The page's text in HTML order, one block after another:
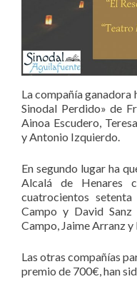
La compañía ganadora
Sinodal Perdido» de
Ainoa Escudero,
y Antonio Izquierdo.
En segundo lugar ha
Alcalá de Henares
cuatrocientos
Campo y David
Campo, Jaime Arranz y
Las otras compañías
premio de 700€, han